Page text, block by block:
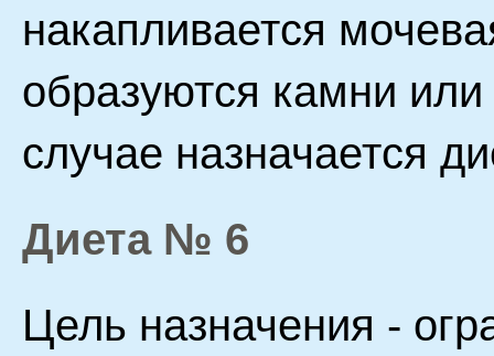
накапливается
образуются камни
случае назначается
Диета № 6
Цель назначения -